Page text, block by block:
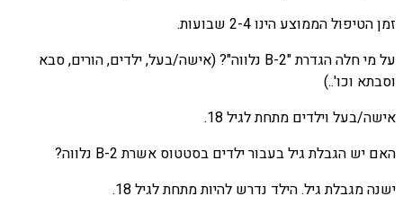
זמן הטיפול הממוצע הינו 2-4 שבועות.
על מי חלה הגדרת "B-2 נלווה"? (אישה/בעל, ילדים, הורים, סבא
וסבתא וכו'..)
אישה/בעל וילדים מתחת לגיל 18.
האם יש הגבלת גיל בעבור ילדים בסטטוס אשרת B-2 נלווה?
ישנה מגבלת גיל. הילד נדרש להיות מתחת לגיל 18.